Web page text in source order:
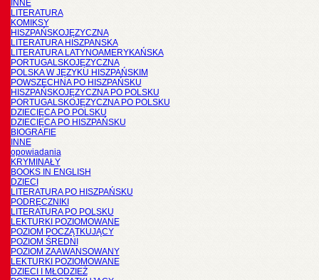
INNE
LITERATURA
KOMIKSY
HISZPAŃSKOJĘZYCZNA
LITERATURA HISZPANSKA
LITERATURA LATYNOAMERYKAŃSKA
PORTUGALSKOJĘZYCZNA
POLSKA W JĘZYKU HISZPAŃSKIM
POWSZECHNA PO HISZPAŃSKU
HISZPAŃSKOJĘZYCZNA PO POLSKU
PORTUGALSKOJĘZYCZNA PO POLSKU
DZIECIĘCA PO POLSKU
DZIECIĘCA PO HISZPAŃSKU
BIOGRAFIE
INNE
opowiadania
KRYMINAŁY
BOOKS IN ENGLISH
DZIECI
LITERATURA PO HISZPAŃSKU
PODRĘCZNIKI
LITERATURA PO POLSKU
LEKTURKI POZIOMOWANE
POZIOM POCZĄTKUJĄCY
POZIOM ŚREDNI
POZIOM ZAAWANSOWANY
LEKTURKI POZIOMOWANE
DZIECI I MŁODZIEŻ